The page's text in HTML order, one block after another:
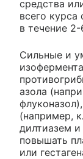
средства
всего
в течение
Сильные и
азола
(например,
дилтиазем
повышать
или